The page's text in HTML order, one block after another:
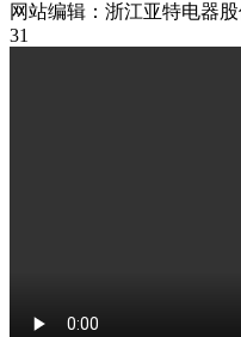
网站编辑：浙江亚特电器
31